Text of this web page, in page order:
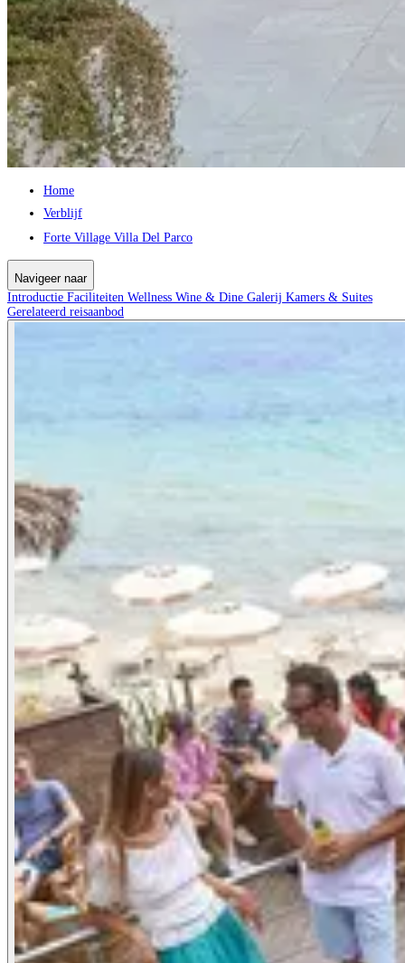
Home
Verblijf
Forte Village Villa Del Parco
Navigeer naar
Introductie Faciliteiten Wellness Wine & Dine Galerij Kamers & Suites
Gerelateerd reisaanbod